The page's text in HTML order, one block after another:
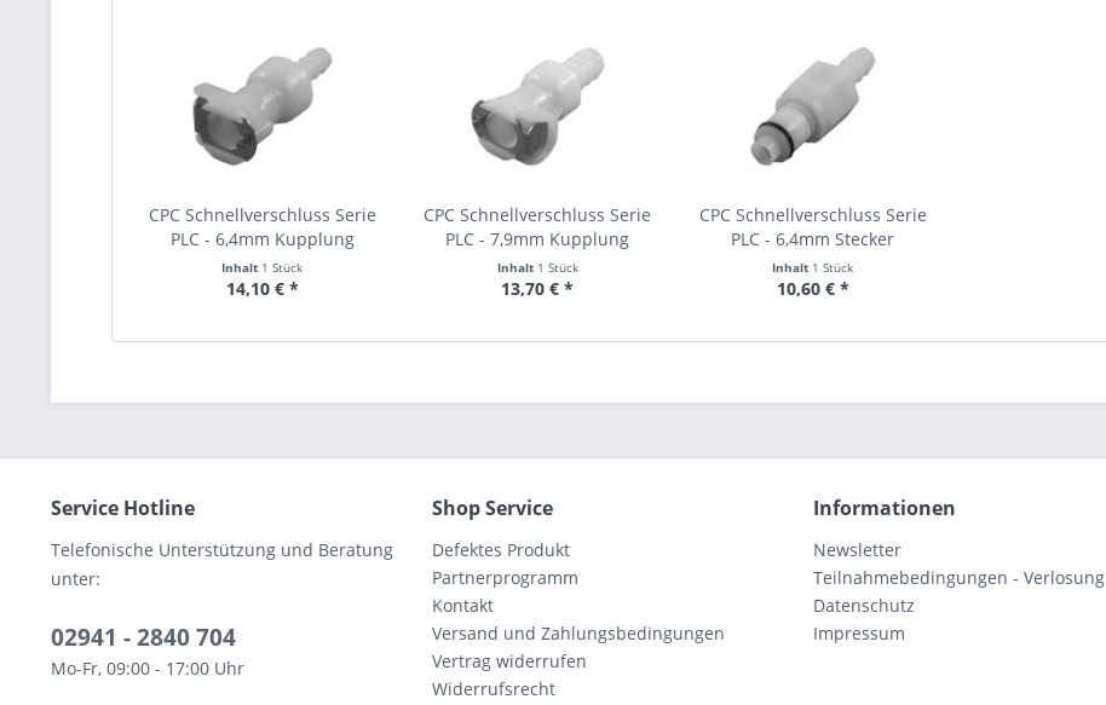
CPC Schnellverschluss Serie
PLC - 6,4mm Kupplung
Inhalt 1 Stück
14,10 € *
CPC Schnellverschluss Serie
PLC - 7,9mm Kupplung
Inhalt 1 Stück
13,70 € *
CPC Schnellverschluss Serie
PLC - 6,4mm Stecker
Inhalt 1 Stück
10,60 € *
Service Hotline
Telefonische Unterstützung und Beratung
unter:
02941 - 2840 704
Mo-Fr, 09:00 - 17:00 Uhr
Shop Service
Defektes Produkt
Partnerprogramm
Kontakt
Versand und Zahlungsbedingungen
Vertrag widerrufen
Widerrufsrecht
Informationen
Newsletter
Teilnahmebedingungen - Verlosung
Datenschutz
Impressum